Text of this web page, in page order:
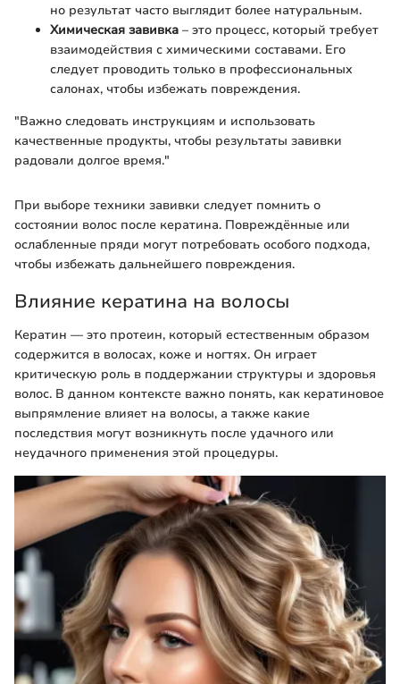
но результат часто выглядит более натуральным.
Химическая завивка – это процесс, который требует
взаимодействия с химическими составами. Его
следует проводить только в профессиональных
салонах, чтобы избежать повреждения.
"Важно следовать инструкциям и использовать
качественные продукты, чтобы результаты завивки
радовали долгое время."
При выборе техники завивки следует помнить о
состоянии волос после кератина. Повреждённые или
ослабленные пряди могут потребовать особого подхода,
чтобы избежать дальнейшего повреждения.
Влияние кератина на волосы
Кератин — это протеин, который естественным образом
содержится в волосах, коже и ногтях. Он играет
критическую роль в поддержании структуры и здоровья
волос. В данном контексте важно понять, как кератиновое
выпрямление влияет на волосы, а также какие
последствия могут возникнуть после удачного или
неудачного применения этой процедуры.